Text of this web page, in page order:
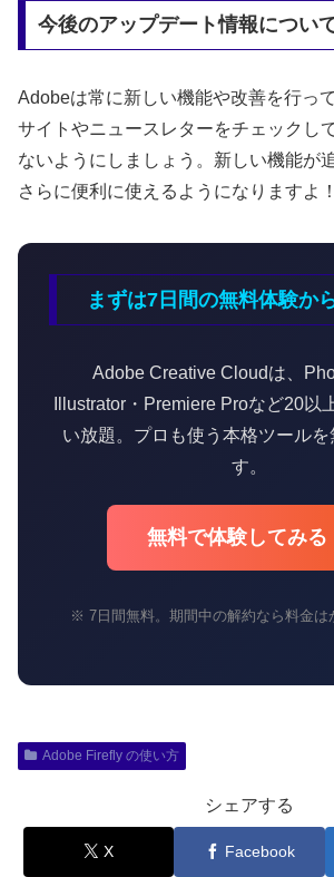
今後のアップデート情報につい
Adobeは常に新しい機能や改善を行っ
サイトやニュースレターをチェックし
ないようにしましょう。新しい機能が
さらに便利に使えるようになりますよ！
まずは7日間の無料体験か
Adobe Creative Cloudは、
Illustrator・Premiere Proなど20以
い放題。プロも使う本格ツールを
す。
無料で体験してみ
※ 7日間無料。期間中の解約なら料金は
Adobe Firefly の使い方
シェアする
X Facebook